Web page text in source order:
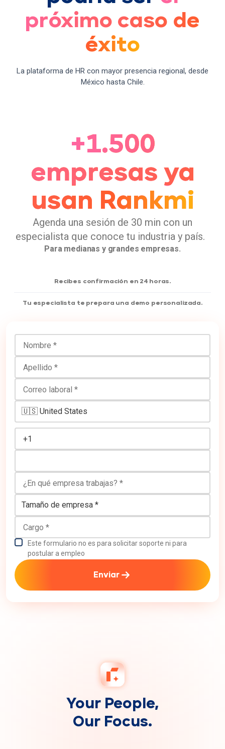
próximo caso de
éxito
La plataforma de HR con mayor presencia regional, desde
México hasta Chile.
+1.500
empresas ya
usan Rankmi
Agenda una sesión de 30 min con un
especialista que conoce tu industria y país.
Para medianas y grandes empresas.
Recibes confirmación en 24 horas.
Tu especialista te prepara una demo personalizada.
Este formulario no es para solicitar soporte ni para
postular a empleo
Enviar
Your People,
Our Focus.